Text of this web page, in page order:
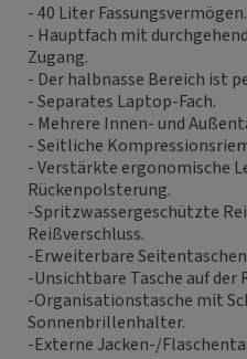
- 40 Liter Fassungsvermögen.
- Hauptfach mit
Zugang.
- Der halbnasse Bereich ist
- Separates Laptop-Fach.
- Mehrere Innen- und
- Seitliche
- Verstärkte ergonomische
Rückenpolsterung.
-Spritzwassergeschützte
Reißverschluss.
-Erweiterbare
-Unsichtbare Tasche auf der
-Organisationstasche mit
Sonnenbrillenhalter.
-Externe Jacken-/